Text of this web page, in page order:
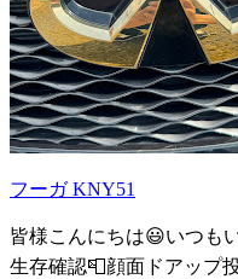
フーガ KNY51
皆様こんにちは😃いつも
生存確認📮顔面ドアップ